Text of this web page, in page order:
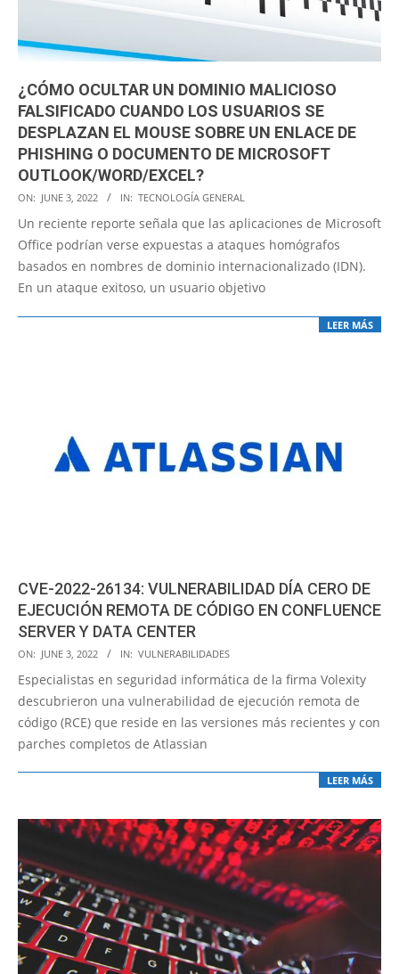
¿CÓMO OCULTAR UN DOMINIO MALICIOSO
FALSIFICADO CUANDO LOS USUARIOS SE
DESPLAZAN EL MOUSE SOBRE UN ENLACE DE
PHISHING O DOCUMENTO DE MICROSOFT
OUTLOOK/WORD/EXCEL?
2022-
06-
03
ON: JUNE 3, 2022 IN: TECNOLOGÍA GENERAL
Un reciente reporte señala que las aplicaciones de Microsoft
Office podrían verse expuestas a ataques homógrafos
basados en nombres de dominio internacionalizado (IDN).
En un ataque exitoso, un usuario objetivo
LEER MÁS
CVE-2022-26134: VULNERABILIDAD DÍA CERO DE
EJECUCIÓN REMOTA DE CÓDIGO EN CONFLUENCE
SERVER Y DATA CENTER
2022-
06-
03
ON: JUNE 3, 2022 IN: VULNERABILIDADES
Especialistas en seguridad informática de la firma Volexity
descubrieron una vulnerabilidad de ejecución remota de
código (RCE) que reside en las versiones más recientes y con
parches completos de Atlassian
LEER MÁS